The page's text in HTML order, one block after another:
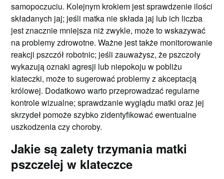
samopoczuciu. Kolejnym krokiem jest sprawdzenie ilości
składanych jaj; jeśli matka nie składa jaj lub ich liczba
jest znacznie mniejsza niż zwykle, może to wskazywać
na problemy zdrowotne. Ważne jest także monitorowanie
reakcji pszczół robotnic; jeśli zauważysz, że pszczoły
wykazują oznaki agresji lub niepokoju w pobliżu
klateczki, może to sugerować problemy z akceptacją
królowej. Dodatkowo warto przeprowadzać regularne
kontrole wizualne; sprawdzanie wyglądu matki oraz jej
skrzydeł pomoże szybko zidentyfikować ewentualne
uszkodzenia czy choroby.
Jakie są zalety trzymania matki
pszczelej w klateczce